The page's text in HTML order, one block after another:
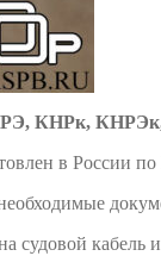
КНРк,
в России
судовой